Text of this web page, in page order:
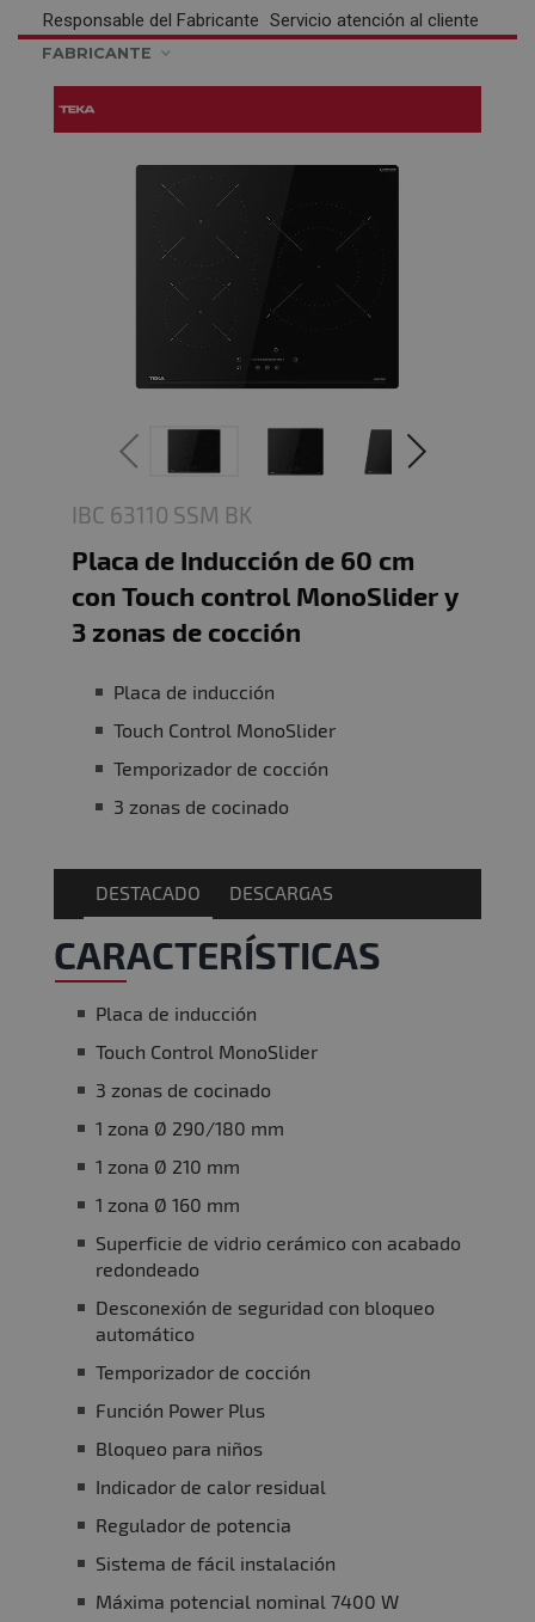
Responsable del Fabricante Servicio atención al cliente
FABRICANTE
IBC 63110 SSM BK
Placa de Inducción de 60 cm
con Touch control MonoSlider y
3 zonas de cocción
Placa de inducción
Touch Control MonoSlider
Temporizador de cocción
3 zonas de cocinado
DESTACADO DESCARGAS
CARACTERÍSTICAS
Placa de inducción
Touch Control MonoSlider
3 zonas de cocinado
1 zona Ø 290/180 mm
1 zona Ø 210 mm
1 zona Ø 160 mm
Superficie de vidrio cerámico con acabado
redondeado
Desconexión de seguridad con bloqueo
automático
Temporizador de cocción
Función Power Plus
Bloqueo para niños
Indicador de calor residual
Regulador de potencia
Sistema de fácil instalación
Máxima potencial nominal 7400 W